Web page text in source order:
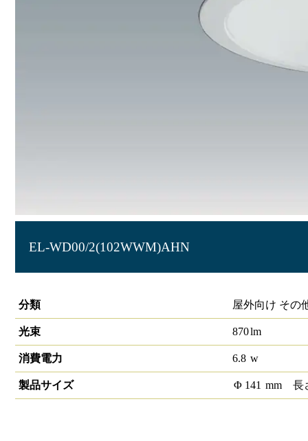
EL-WD00/2(102WWM)AHN
分類
屋外向け その
光束 870lm
消費電力 6.8 w
製品サイズ Φ 141 mm 長